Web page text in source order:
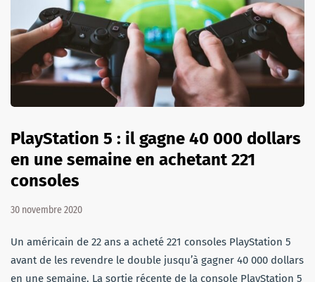
PlayStation 5 : il gagne 40 000 dollars
en une semaine en achetant 221
consoles
30 novembre 2020
Un américain de 22 ans a acheté 221 consoles PlayStation 5
avant de les revendre le double jusqu’à gagner 40 000 dollars
en une semaine. La sortie récente de la console PlayStation 5